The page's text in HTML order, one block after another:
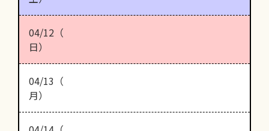
04/12（
日）
04/13（
月）